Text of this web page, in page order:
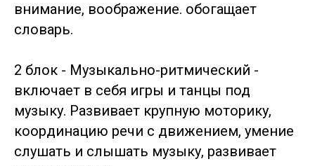
внимание, воображение. обогащает
словарь.
2 блок - Музыкально-ритмический -
включает в себя игры и танцы под
музыку. Развивает крупную моторику,
координацию речи с движением, умение
слушать и слышать музыку, развивает